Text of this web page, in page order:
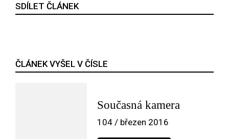
SDÍLET ČLÁNEK
ČLÁNEK VYŠEL V ČÍSLE
Současná kamera
104 / březen 2016